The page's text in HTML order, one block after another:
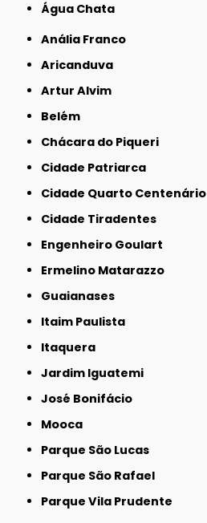
Água Chata
Anália Franco
Aricanduva
Artur Alvim
Belém
Chácara do Piqueri
Cidade Patriarca
Cidade Quarto Centenário
Cidade Tiradentes
Engenheiro Goulart
Ermelino Matarazzo
Guaianases
Itaim Paulista
Itaquera
Jardim Iguatemi
José Bonifácio
Mooca
Parque São Lucas
Parque São Rafael
Parque Vila Prudente